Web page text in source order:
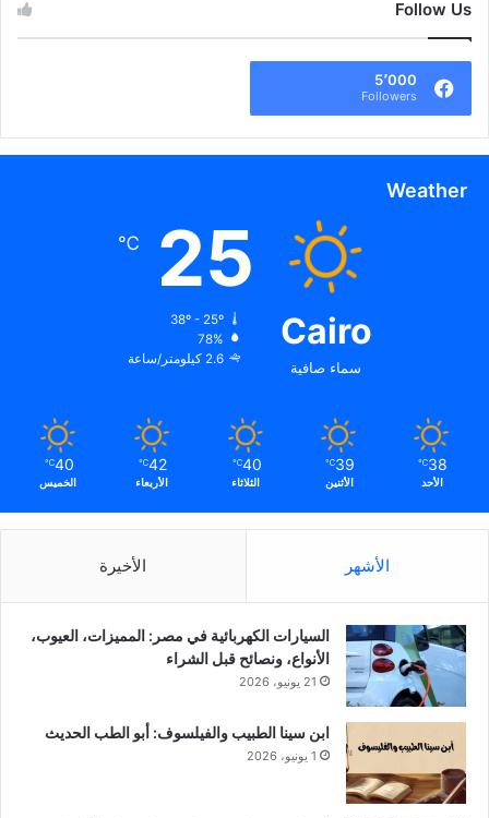
Follow Us
5٬000
Followers
Weather
Cairo
سماء صافية
25
℃
38º - 25º
78%
2.6 كيلومتر/ساعة
38
℃
الأحد
39
℃
الأثنين
40
℃
الثلاثاء
42
℃
الأربعاء
40
℃
الخميس
الأشهر الأخيرة
السيارات الكهربائية في مصر: المميزات، العيوب،
الأنواع، ونصائح قبل الشراء
21 يونيو، 2026
ابن سينا الطبيب والفيلسوف: أبو الطب الحديث
1 يونيو، 2026